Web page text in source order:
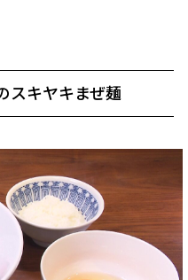
スキヤキまぜ麺